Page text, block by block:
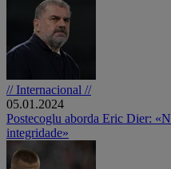
// Internacional //
05.01.2024
Postecoglu aborda Eric Dier:
integridade»